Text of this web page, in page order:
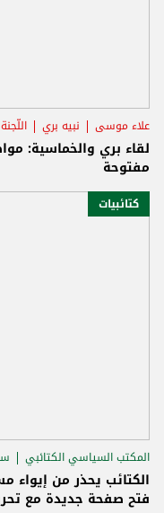
علاء موسى نبيه بري
لقاء بري والخماسية:
مفتوحة
كتائبيات
المكتب السياسي الكتائبي
الكتائب يحذر من
فتح صفحة جديدة مع تحرر